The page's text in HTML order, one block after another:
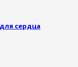
сердца